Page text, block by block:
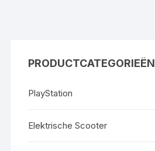
PRODUCTCATEGORIEËN
PlayStation
Elektrische Scooter